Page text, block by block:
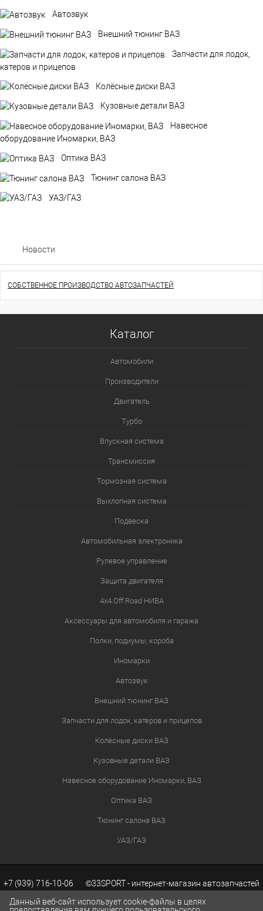
Автозвук
Внешний тюнинг ВАЗ
Запчасти для лодок,
катеров и прицепов
Колёсные диски ВАЗ
Кузовные детали ВАЗ
Навесное
оборудование Иномарки, ВАЗ
Оптика ВАЗ
Тюнинг салона ВАЗ
УАЗ/ГАЗ
Новости
СОБСТВЕННОЕ ПРОИЗВОДСТВО АВТОЗАПЧАСТЕЙ
Каталог
Автомобили
Производители
Двигатель
Турбо
Впускная система
Трансмиссия
Тормозная система
Выхлопная система
Подвеска
Автомобильная электроника
Рулевое управление
Защита двигателя
4х4.Off Road НИВА
Аксессуары для автомобиля и гаража
Полки, подиумы, короба
Иномарки
Автозвук
Внешний тюнинг ВАЗ
Запчасти для лодок, катеров и прицепов
Колёсные диски ВАЗ
Кузовные детали ВАЗ
Навесное оборудование Иномарки, ВАЗ
Оптика ВАЗ
Тюнинг салона ВАЗ
УАЗ/ГАЗ
+7 (939) 716-10-06 ©33SPORT - интернет-магазин автозапчастей
Данный веб-сайт использует cookie-файлы в целях